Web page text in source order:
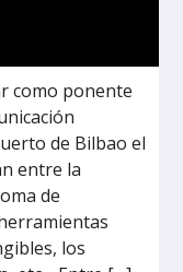
como ponente
de Bilbao el
entre la
de
los